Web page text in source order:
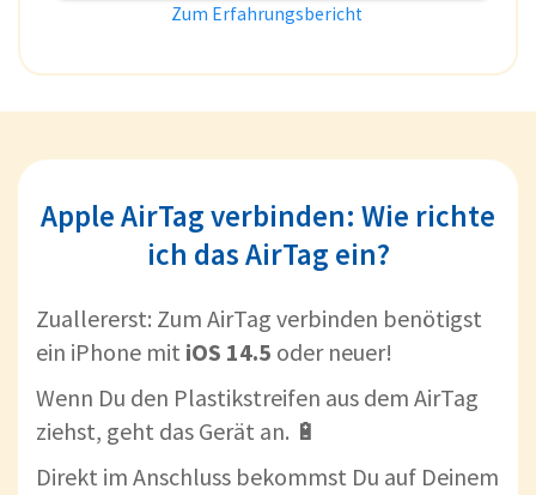
Zum Erfahrungsbericht
Apple AirTag verbinden: Wie richte
ich das AirTag ein?
Zuallererst: Zum AirTag verbinden benötigst
ein iPhone mit iOS 14.5 oder neuer!
Wenn Du den Plastikstreifen aus dem AirTag
ziehst, geht das Gerät an. 🔋
Direkt im Anschluss bekommst Du auf Deinem